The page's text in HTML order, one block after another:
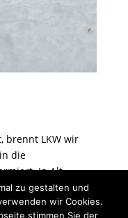
brennt LKW wir
die
In Alt
Aufgabe war es
zu gestalten und
wir Cookies.
stimmen Sie der